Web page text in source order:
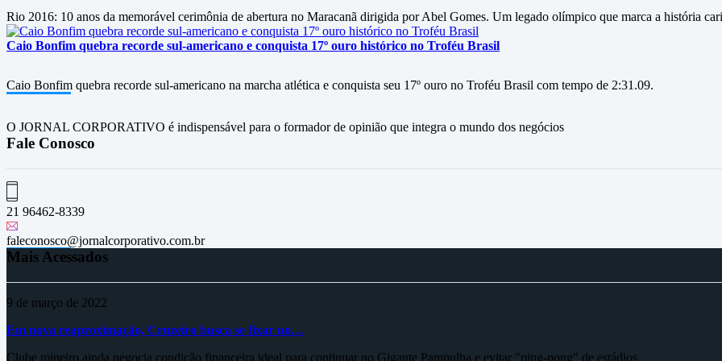
Rio 2016: 10 anos da memorável cerimônia de abertura no Maracanã dirigida por Abel Gomes. Um legado olímpico que marca a história
Caio Bonfim quebra recorde sul-americano e conquista 17º ouro histórico no Troféu Brasil
Caio Bonfim quebra recorde sul-americano na marcha atlética e conquista seu 17º ouro no Troféu Brasil com tempo de 2:31.09.
O JORNAL CORPORATIVO é indispensável para o formador de opinião que integra o mundo dos negócios
Fale Conosco
21 96462-8339
faleconosco@jornalcorporativo.com.br
Mais Acessados
9 de março de 2022
Em nova reaproximação, Cruzeiro busca se fixar no…
Clube mineiro ainda negocia condição financeira ideal para continuar no Gigante Pampulha e evitar "ping-pong" de estádios